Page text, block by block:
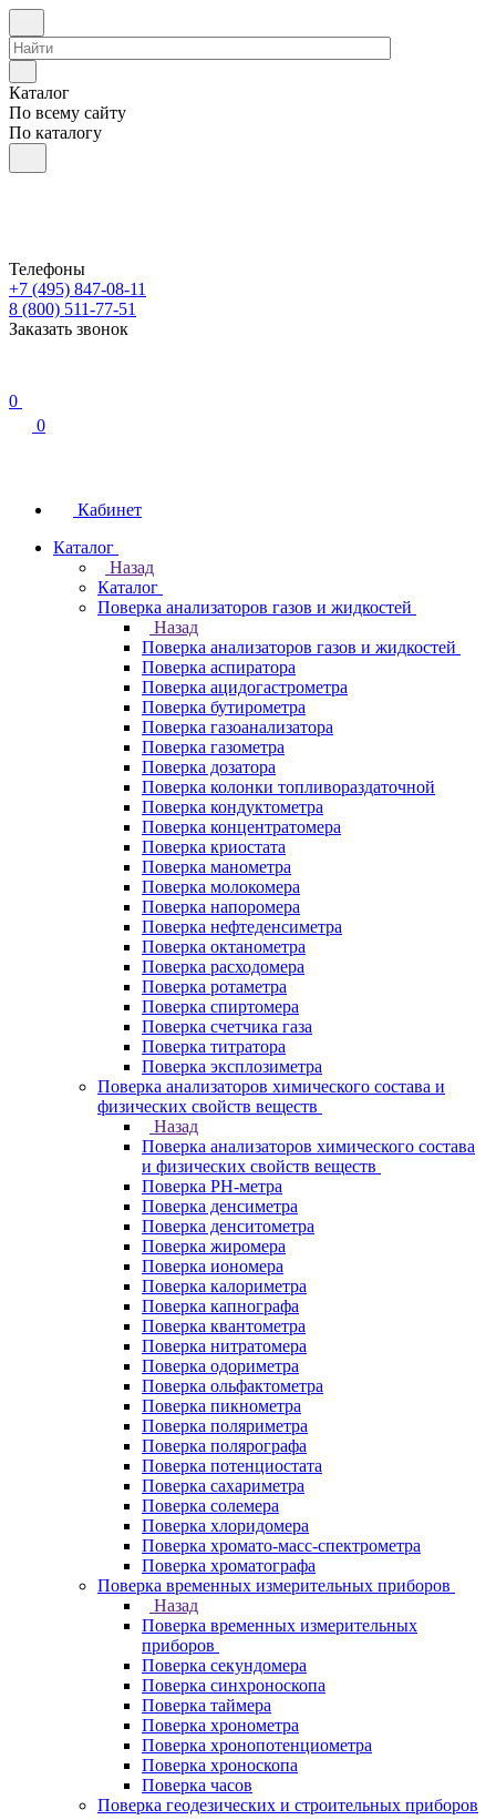
Каталог
По всему сайту
По каталогу
Телефоны
+7 (495) 847-08-11
8 (800) 511-77-51
Заказать звонок
0
0
Кабинет
Каталог
Назад
Каталог
Поверка анализаторов газов и жидкостей
Назад
Поверка анализаторов газов и жидкостей
Поверка аспиратора
Поверка ацидогастрометра
Поверка бутирометра
Поверка газоанализатора
Поверка газометра
Поверка дозатора
Поверка колонки топливораздаточной
Поверка кондуктометра
Поверка концентратомера
Поверка криостата
Поверка манометра
Поверка молокомера
Поверка напоромера
Поверка нефтеденсиметра
Поверка октанометра
Поверка расходомера
Поверка ротаметра
Поверка спиртомера
Поверка счетчика газа
Поверка титратора
Поверка эксплозиметра
Поверка анализаторов химического состава и
физических свойств веществ
Назад
Поверка анализаторов химического состава
и физических свойств веществ
Поверка PH-метра
Поверка денсиметра
Поверка денситометра
Поверка жиромера
Поверка иономера
Поверка калориметра
Поверка капнографа
Поверка квантометра
Поверка нитратомера
Поверка одориметра
Поверка ольфактометра
Поверка пикнометра
Поверка поляриметра
Поверка полярографа
Поверка потенциостата
Поверка сахариметра
Поверка солемера
Поверка хлоридомера
Поверка хромато-масс-спектрометра
Поверка хроматографа
Поверка временных измерительных приборов
Назад
Поверка временных измерительных
приборов
Поверка секундомера
Поверка синхроноскопа
Поверка таймера
Поверка хронометра
Поверка хронопотенциометра
Поверка хроноскопа
Поверка часов
Поверка геодезических и строительных приборов